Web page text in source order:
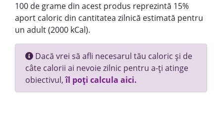
100 de grame din acest produs reprezintă 15%
aport caloric din cantitatea zilnică estimată pentru
un adult (2000 kCal).
Dacă vrei să afli necesarul tău caloric și de
câte calorii ai nevoie zilnic pentru a-ți atinge
obiectivul,îl poți calcula aici.